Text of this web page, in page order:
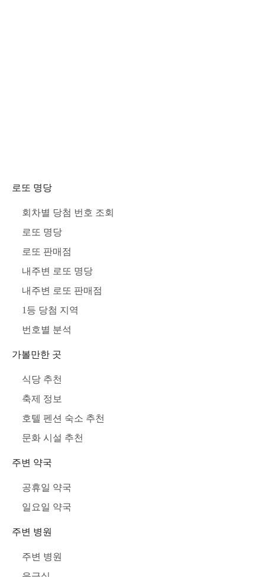
로또 명당
회차별 당첨 번호 조회
로또 명당
로또 판매점
내주변 로또 명당
내주변 로또 판매점
1등 당첨 지역
번호별 분석
가볼만한 곳
식당 추천
축제 정보
호텔 펜션 숙소 추천
문화 시설 추천
주변 약국
공휴일 약국
일요일 약국
주변 병원
주변 병원